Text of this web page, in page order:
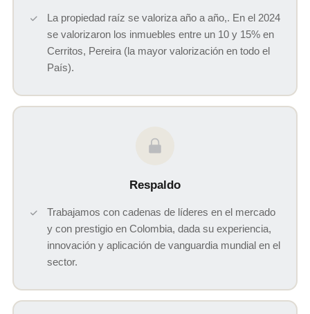
La propiedad raíz se valoriza año a año,. En el 2024
se valorizaron los inmuebles entre un 10 y 15% en
Cerritos, Pereira (la mayor valorización en todo el
País).
Respaldo
Trabajamos con cadenas de líderes en el mercado
y con prestigio en Colombia, dada su experiencia,
innovación y aplicación de vanguardia mundial en el
sector.